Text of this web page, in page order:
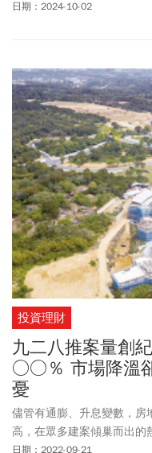
架式。大勢所趨，北部建商
日期：2024-10-02
投資理財
九二八推案量創
○○％ 市場降溫
憂
儘管有通膨、升息變數，房
高，在眾多建案傾巢而出的
日期：2022-09-21